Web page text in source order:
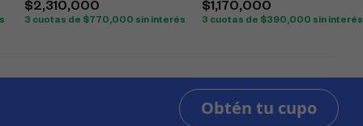
$2,310,000
3 cuotas de $ 770,000 sin interés
$1,170,000
3 cuotas de $390,000 sin interés